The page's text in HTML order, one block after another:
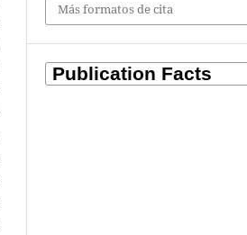
Más formatos de cita